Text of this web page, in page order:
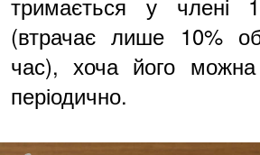
тримається у члені
(втрачає лише 10%
час), хоча його можна
періодично.